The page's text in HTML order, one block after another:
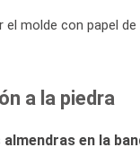
el molde con papel de
a la piedra
almendras en la